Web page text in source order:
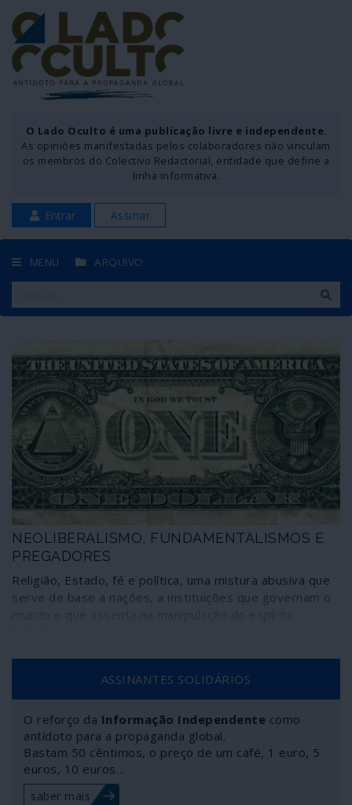
O Lado Oculto é uma publicação livre e independente.
As opiniões manifestadas pelos colaboradores não vinculam
os membros do Colectivo Redactorial, entidade que define a
linha informativa.
Entrar Assinar
MENU ARQUIVO
NEOLIBERALISMO, FUNDAMENTALISMOS E
PREGADORES
Religião, Estado, fé e política, uma mistura abusiva que
serve de base a nações, a instituições que governam o
ASSINANTES SOLIDÁRIOS
O reforço da Informação Independente como
antídoto para a propaganda global.
Bastam 50 cêntimos, o preço de um café, 1 euro, 5
euros, 10 euros…
saber mais